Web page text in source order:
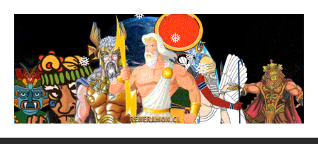
❅
❅ ❅
❅
❅
❅
❅
❅
❅
❅
❅
❅